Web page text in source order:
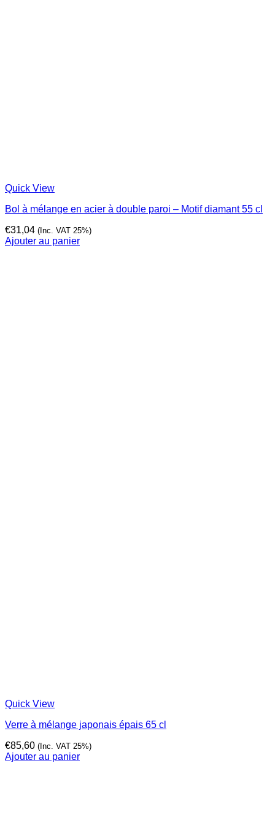
Quick View
Bol à mélange en acier à double paroi – Motif diamant 55 cl
€31,04 (Inc. VAT 25%)
Ajouter au panier
Quick View
Verre à mélange japonais épais 65 cl
€85,60 (Inc. VAT 25%)
Ajouter au panier